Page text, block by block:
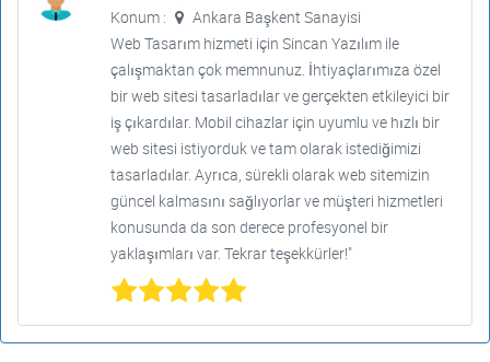
Konum :
Ankara Başkent Sanayisi
Web Tasarım hizmeti için Sincan Yazılım ile
çalışmaktan çok memnunuz. İhtiyaçlarımıza özel
bir web sitesi tasarladılar ve gerçekten etkileyici bir
iş çıkardılar. Mobil cihazlar için uyumlu ve hızlı bir
web sitesi istiyorduk ve tam olarak istediğimizi
tasarladılar. Ayrıca, sürekli olarak web sitemizin
güncel kalmasını sağlıyorlar ve müşteri hizmetleri
konusunda da son derece profesyonel bir
yaklaşımları var. Tekrar teşekkürler!"